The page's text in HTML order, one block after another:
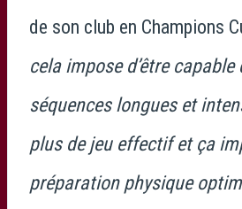
de son club en Champions
cela impose d’être
séquences longues et
plus de jeu effectif et ça
préparation physique